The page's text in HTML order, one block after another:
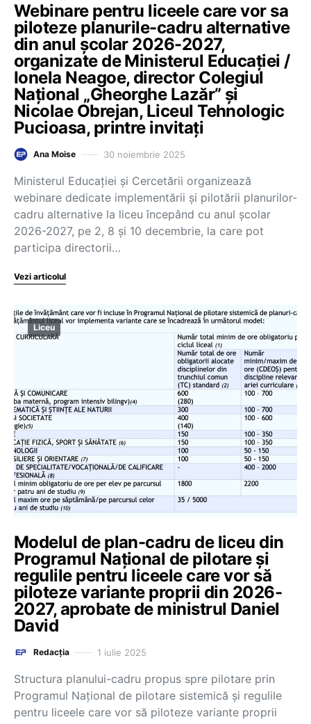
Webinare pentru liceele care vor sa
piloteze planurile-cadru alternative
din anul școlar 2026-2027,
organizate de Ministerul Educației /
Ionela Neagoe, director Colegiul
Național „Gheorghe Lazăr” și
Nicolae Obrejan, Liceul Tehnologic
Pucioasa, printre invitați
Ana Moise 30 noiembrie 2025
Ministerul Educației și Cercetării organizează
webinare dedicate implementării și pilotării planurilor-
cadru alternative la liceu începând cu anul școlar
2026-2027, pe 2, 8 și 10 decembrie, la care pot
participa directorii…
Vezi articolul
Liceu
Modelul de plan-cadru de liceu din
Programul Național de pilotare și
regulile pentru liceele care vor să
piloteze variante proprii din 2026-
2027, aprobate de ministrul Daniel
David
Redacția 1 iulie 2025
Structura planului-cadru propus spre pilotare prin
Programul Național de pilotare sistemică și regulile
pentru liceele care vor să piloteze variante proprii